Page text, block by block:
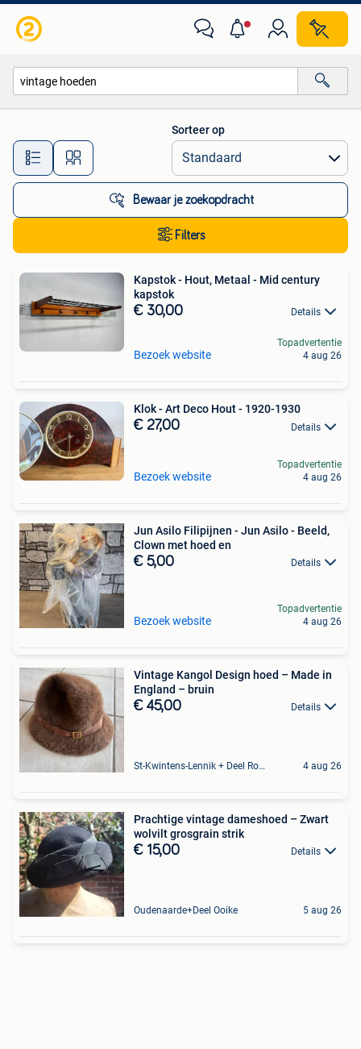
Alle afstanden…
Sorteer op
Bewaar je zoekopdracht
Filters
Kapstok - Hout, Metaal - Mid century
kapstok
€ 30,00 Details
Bezoek website
Topadvertentie
4 aug 26
Klok - Art Deco Hout - 1920-1930
€ 27,00 Details
Bezoek website
Topadvertentie
4 aug 26
Jun Asilo Filipijnen - Jun Asilo - Beeld,
Clown met hoed en
€ 5,00 Details
Bezoek website
Topadvertentie
4 aug 26
Vintage Kangol Design hoed – Made in
England – bruin
€ 45,00 Details
St-Kwintens-Lennik + Deel Roosdaal 4 aug 26
Prachtige vintage dameshoed – Zwart
wolvilt grosgrain strik
€ 15,00 Details
Oudenaarde+Deel Ooike 5 aug 26